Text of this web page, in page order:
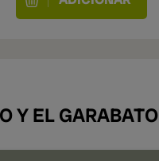
Y EL GARABATO